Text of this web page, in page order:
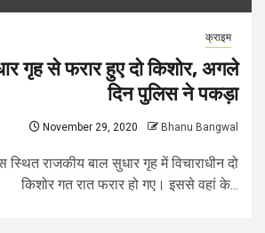
क्राइम
गृह से फरार हुए दो किशोर, अगले
दिन पुलिस ने पकड़ा
November 29, 2020 Bhanu Bangwal
स्थित राजकीय बाल सुधार गृह में विचाराधीन दो
किशोर गत रात फरार हो गए। इससे वहां के...